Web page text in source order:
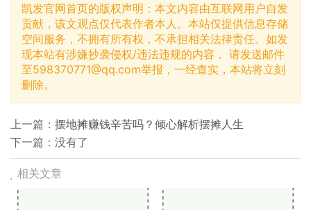
凯发官网首页的版权声明：本文内容由互联网用户自发
贡献，该文观点仅代表作者本人。本站仅提供信息存储
空间服务，不拥有所有权，不承担相关法律责任。如发
现本站有涉嫌抄袭侵权/违法违规的内容， 请发送邮件
至598370771@qq.com举报，一经查实，本站将立刻
删除。
上一篇： 摆地摊赚钱辛苦吗？倾心解析摆摊人生
下一篇：没有了
相关文章